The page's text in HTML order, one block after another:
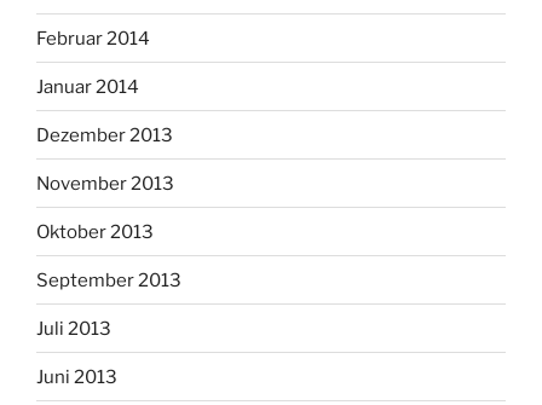
Februar 2014
Januar 2014
Dezember 2013
November 2013
Oktober 2013
September 2013
Juli 2013
Juni 2013